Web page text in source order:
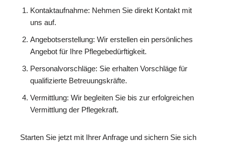
Kontaktaufnahme: Nehmen Sie direkt Kontakt mit
uns auf.
Angebotserstellung: Wir erstellen ein persönliches
Angebot für Ihre Pflegebedürftigkeit.
Personalvorschläge: Sie erhalten Vorschläge für
qualifizierte Betreuungskräfte.
Vermittlung: Wir begleiten Sie bis zur erfolgreichen
Vermittlung der Pflegekraft.
Starten Sie jetzt mit Ihrer Anfrage und sichern Sie sich